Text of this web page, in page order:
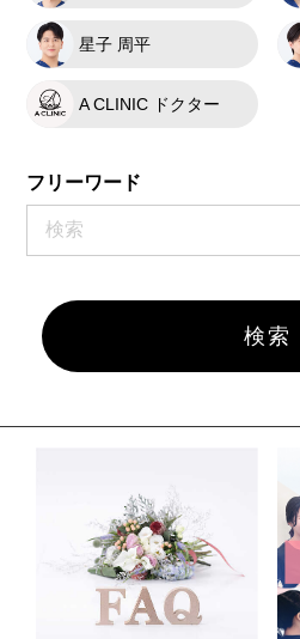
星子 周平
A CLINIC ドクター
フリーワード